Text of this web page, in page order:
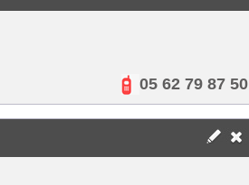
05 62 79 87 50